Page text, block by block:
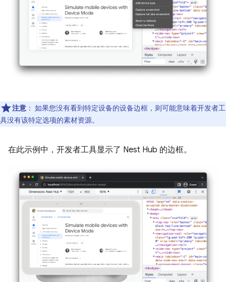
注意 ： 如果您没有看到特定设备的设备边框，则可能意味着开发者工
具没有该特定选项的素材资源。
在此示例中，开发者工具显示了 Nest Hub 的边框。